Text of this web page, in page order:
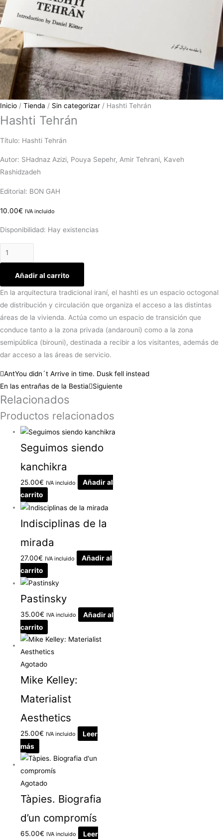
Inicio / Tienda / Sin categorizar / Hashti Tehrán
Hashti Tehrán
Título: Hashti Tehrán
Autor: SHadnaz Azizi, Pouya Sepehr, Amir Tehrani, Kaveh
Rashidzadeh
Editorial: BON GAH
10.00€ IVA incluido
Disponibilidad: Hay existencias
Añadir al carrito
En la arquitectura tradicional iraní, el hashti es un espacio octogonal
de distribución y circulación que organiza el acceso a las distintas
áreas de la vivienda. Actúa como un espacio de transición que
conduce tanto a la zona privada (andarouni) como a la zona
semipública (birouni), destinada a recibir a los visitantes, además de
dar acceso a las áreas de servicio.
AntYou didn´t Arrive in time. Dusk fell instead
En las entrañas de la Bestia
Siguiente
Relacionados
Productos relacionados
Seguimos siendo
kanchikra
25.00€ IVA incluido
Añadir al
carrito
Indisciplinas de la
mirada
27.00€ IVA incluido
Añadir al
carrito
Pastinsky
35.00€ IVA incluido
Añadir al
carrito
Agotado
Mike Kelley:
Materialist
Aesthetics
25.00€ IVA incluido
Leer
más
Agotado
Tàpies. Biografia
d’un compromís
65.00€ IVA incluido Leer